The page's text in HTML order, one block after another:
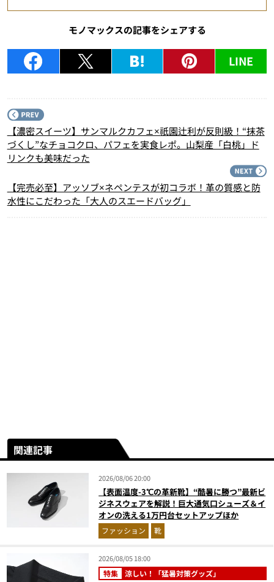
モノマックスの記事をシェアする
LINE
【濃密スイーツ】サンマルクカフェ×祇園辻利が反則級！“抹茶
づくし”なチョコクロ、パフェを実食レポ。山梨産「白桃」ド
リンクも美味だった
【完売必至】アッソブ×ネペンテスが初コラボ！革の質感と防
水性にこだわった「大人のスエードバッグ」
関連記事
2026/08/06 20:00
【表面温度-3℃の革新靴】“酷暑に勝つ”最新ビ
ジネスウェアを解説！巨大通気口シューズ＆イ
オンの洗える1万円台セットアップほか
ファッション 靴
2026/08/05 18:00
特集 涼しい！「猛暑対策グッズ」